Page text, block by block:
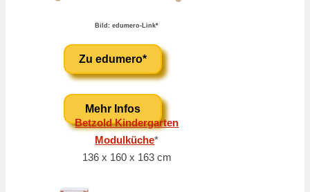
Bild: edumero-Link*
Zu edumero*
Mehr Infos
Betzold Kindergarten
Modulküche*
136 x 160 x 163 cm